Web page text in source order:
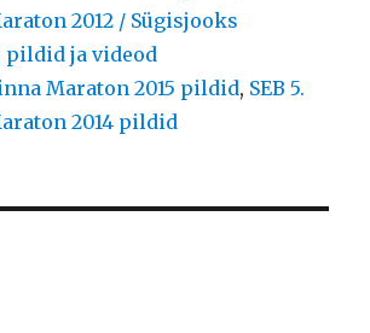
2012 / Sügisjooks
pildid ja videod
Maraton 2015 pildid, SEB 5.
2014 pildid